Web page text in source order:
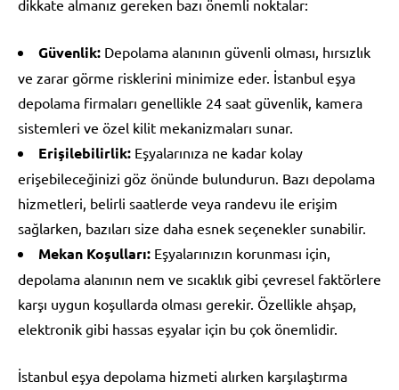
dikkate almanız gereken bazı önemli noktalar:
Güvenlik: Depolama alanının güvenli olması, hırsızlık
ve zarar görme risklerini minimize eder. İstanbul eşya
depolama firmaları genellikle 24 saat güvenlik, kamera
sistemleri ve özel kilit mekanizmaları sunar.
Erişilebilirlik: Eşyalarınıza ne kadar kolay
erişebileceğinizi göz önünde bulundurun. Bazı depolama
hizmetleri, belirli saatlerde veya randevu ile erişim
sağlarken, bazıları size daha esnek seçenekler sunabilir.
Mekan Koşulları: Eşyalarınızın korunması için,
depolama alanının nem ve sıcaklık gibi çevresel faktörlere
karşı uygun koşullarda olması gerekir. Özellikle ahşap,
elektronik gibi hassas eşyalar için bu çok önemlidir.
İstanbul eşya depolama hizmeti alırken karşılaştırma